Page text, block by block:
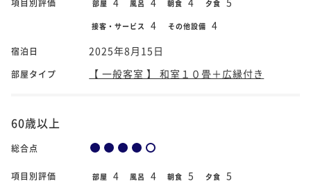
部屋 風呂 朝食 夕食
接客・サービス 4 その他設備 4
宿泊日 2025年8月15日
部屋タイプ 【 一般客室 】 和室１０畳＋広縁付き
60歳以上
総合点
項目別評価 部屋 4 風呂 4 朝食 5 夕食 5